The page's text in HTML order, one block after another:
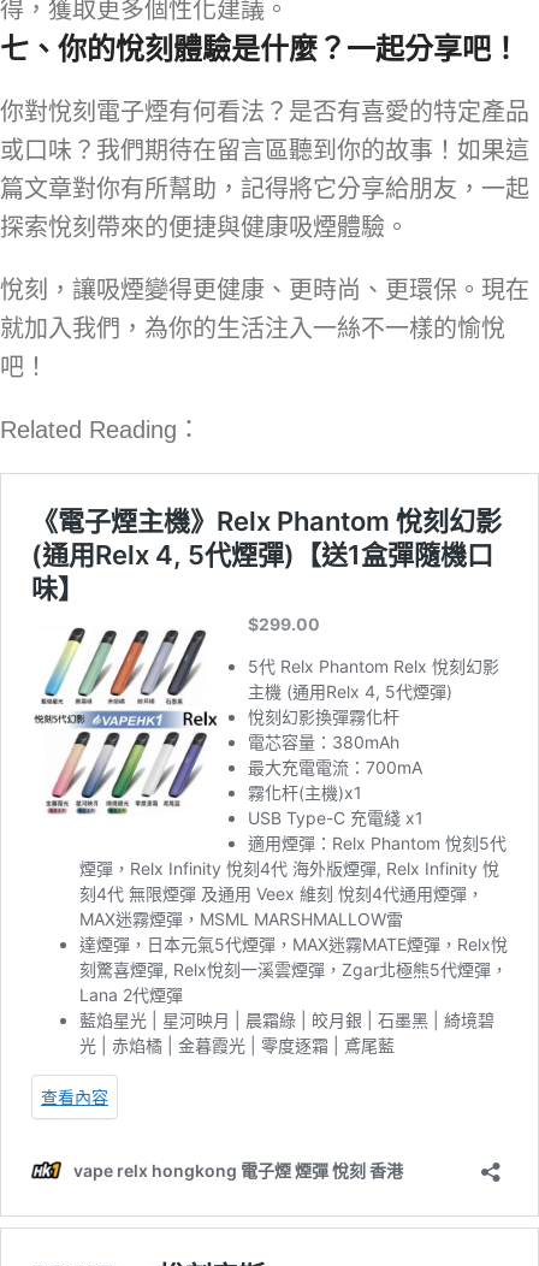
得，獲取更多個性化建議。
七、你的悅刻體驗是什麼？一起分享吧！
你對悅刻電子煙有何看法？是否有喜愛的特定產品
或口味？我們期待在留言區聽到你的故事！如果這
篇文章對你有所幫助，記得將它分享給朋友，一起
探索悅刻帶來的便捷與健康吸煙體驗。
悅刻，讓吸煙變得更健康、更時尚、更環保。現在
就加入我們，為你的生活注入一絲不一樣的愉悅
吧！
Related Reading：